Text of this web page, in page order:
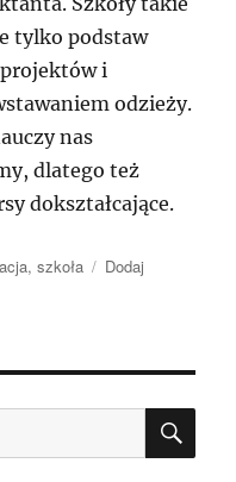
tylko podstaw
i
odzieży.
nas
dlatego też
dokształcające.
,szkoła
Dodaj